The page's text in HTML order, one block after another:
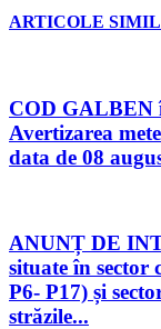
ARTICOLE
COD GALBEN
Avertizarea
data de 08
ANUNȚ DE
situate în sector
P6- P17) și
străzile...